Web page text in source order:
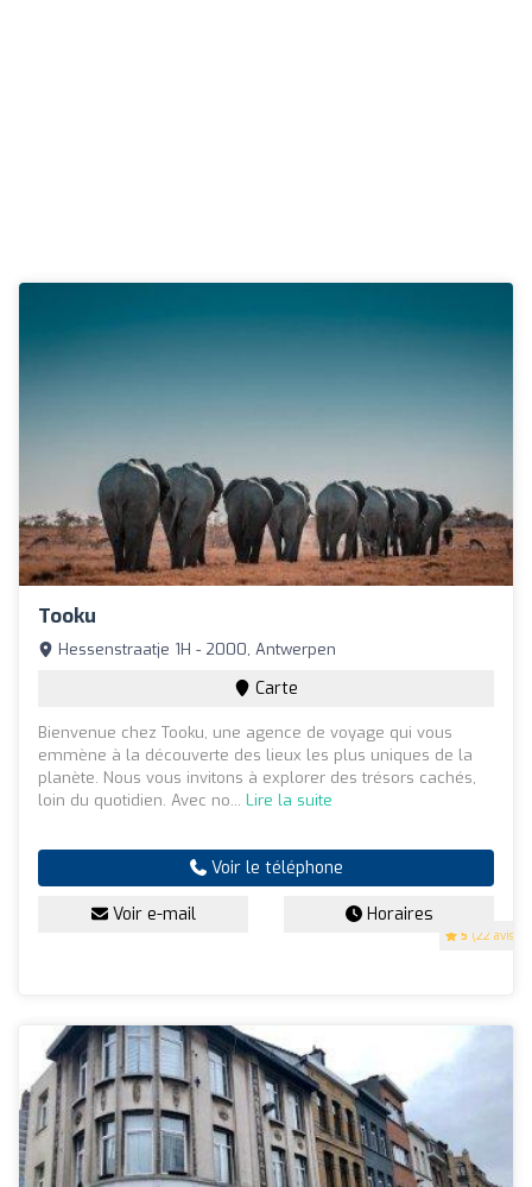
Tooku
5 (22 avis)
Hessenstraatje 1H - 2000, Antwerpen
Carte
Bienvenue chez Tooku, une agence de voyage qui vous
emmène à la découverte des lieux les plus uniques de la
planète. Nous vous invitons à explorer des trésors cachés,
loin du quotidien. Avec no... Lire la suite
Voir le téléphone
Voir e-mail Horaires